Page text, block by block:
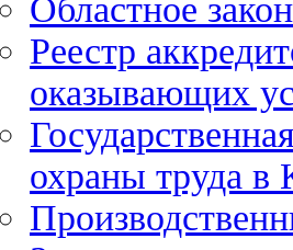
Областное
Реестр
оказывающих
охраны труда в